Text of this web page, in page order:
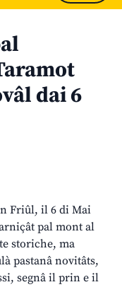
dai 6
Friûl, il 6 di Mai
pal mont al
storiche, ma
pastanâ novitâts,
segnâ il prin e il